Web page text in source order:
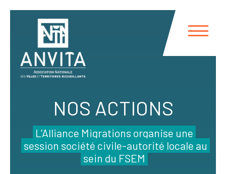
NOS ACTIONS
L’Alliance Migrations organise une
session société civile-autorité locale au
sein du FSEM